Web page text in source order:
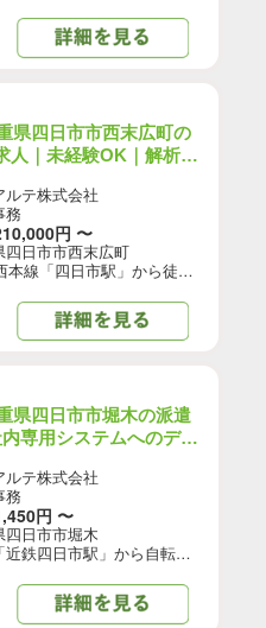
県四日市市西末広町の
人｜未経験OK｜解析ソ
【9】
ルテ株式会社
務
円 〜
四日市市西末広町
JR関西本線「四日市駅」から徒歩で7分 近鉄名古屋線「近鉄四日市駅」から徒歩で20分 【交通手段】 車、バイク、自転車通勤可 ★会社駐車場利用可（無料）
県四日市市堀木の派遣
専用システムへのデー
ルテ株式会社
務
円 〜
四日市市堀木
近鉄「近鉄四日市駅」から自転車で5分 近鉄「近鉄四日市駅」から徒歩で15分 【交通手段】 車、バイク、自転車通勤可 ★職場の駐車場は無料でご利用いただけます！